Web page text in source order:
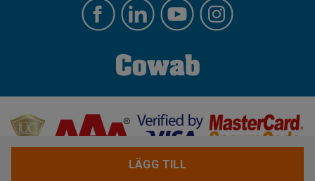
LÄGG TILL